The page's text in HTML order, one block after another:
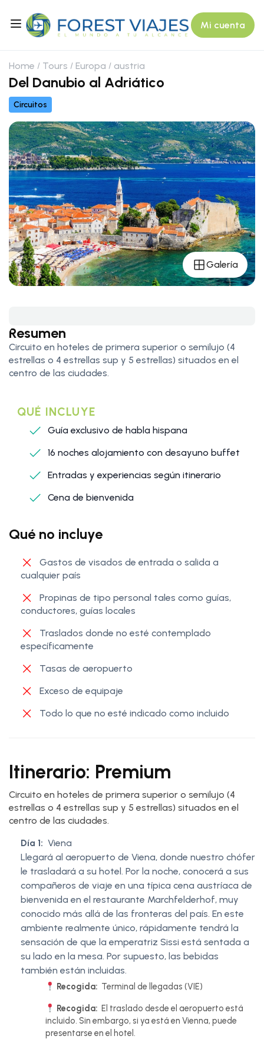
Mi cuenta
Home Tours Europa austria
Del Danubio al Adriático
Circuitos
Galería
Resumen
Circuito en hoteles de primera superior o semilujo (4
estrellas o 4 estrellas sup y 5 estrellas) situados en el
centro de las ciudades.
QUÉ INCLUYE
Guía exclusivo de habla hispana
16 noches alojamiento con desayuno buffet
Entradas y experiencias según itinerario
Cena de bienvenida
Qué no incluye
Gastos de visados de entrada o salida a
cualquier país
Propinas de tipo personal tales como guías,
conductores, guías locales
Traslados donde no esté contemplado
específicamente
Tasas de aeropuerto
Exceso de equipaje
Todo lo que no esté indicado como incluido
Itinerario: Premium
Circuito en hoteles de primera superior o semilujo (4
estrellas o 4 estrellas sup y 5 estrellas) situados en el
centro de las ciudades.
Día 1: Viena
Llegará al aeropuerto de Viena, donde nuestro chófer
le trasladará a su hotel. Por la noche, conocerá a sus
compañeros de viaje en una típica cena austríaca de
bienvenida en el restaurante Marchfelderhof, muy
conocido más allá de las fronteras del país. En este
ambiente realmente único, rápidamente tendrá la
sensación de que la emperatriz Sissi está sentada a
su lado en la mesa. Por supuesto, las bebidas
también están incluidas.
Recogida: Terminal de llegadas (VIE)
Recogida: El traslado desde el aeropuerto está
incluido. Sin embargo, si ya está en Vienna, puede
presentarse en el hotel.